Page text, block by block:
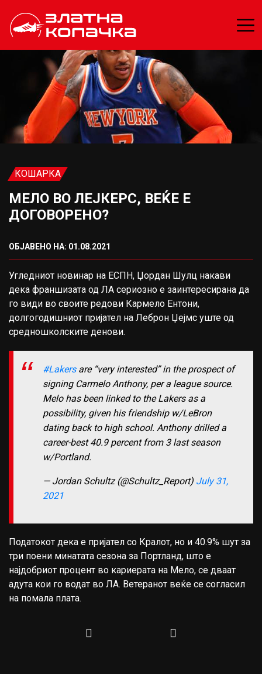
КОШАРКА
МЕЛО ВО ЛЕЈКЕРС, ВЕЌЕ Е
ДОГОВОРЕНО?
ОБЈАВЕНО НА: 01.08.2021
Угледниот новинар на ЕСПН, Џордан Шулц накави
дека франшизата од ЛА сериозно е заинтересирана да
го види во своите редови Кармело Ентони,
долгогодишниот пријател на Леброн Џејмс уште од
средношколските денови.
#Lakersare “very interested” in the prospect of
signing Carmelo Anthony, per a league source.
Melo has been linked to the Lakers as a
possibility, given his friendship w/LeBron
dating back to high school. Anthony drilled a
career-best 40.9 percent from 3 last season
w/Portland.
— Jordan Schultz (@Schultz_Report) July 31,
2021
Податокот дека е пријател со Кралот, но и 40.9% шут за
три поени минатата сезона за Портланд, што е
најдобриот процент во кариерата на Мело, се дваат
адута кои го водат во ЛА. Ветеранот веќе се согласил
на помала плата.